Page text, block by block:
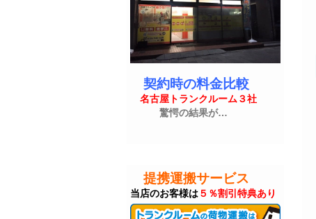
契約時の料金比較
名古屋トランクルーム３社
驚愕の結果が…
提携運搬サービス
当店のお客様は５％割引特典あり